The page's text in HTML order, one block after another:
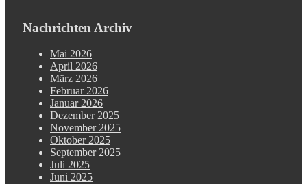
Nachrichten Archiv
Mai 2026
April 2026
März 2026
Februar 2026
Januar 2026
Dezember 2025
November 2025
Oktober 2025
September 2025
Juli 2025
Juni 2025